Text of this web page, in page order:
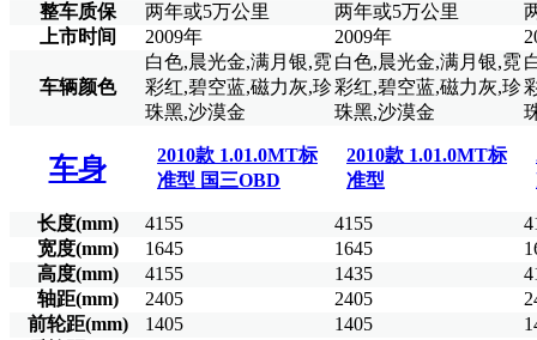
整车质保
两年或5万公里 两年或5万公里
上市时间
2009年 2009年
车辆颜色
白色,晨光金,满月银,霓
彩红,碧空蓝,磁力灰,珍
珠黑,沙漠金
白色,晨光金,满月银,霓
彩红,碧空蓝,磁力灰,珍
珠黑,沙漠金
车身
2010款 1.01.0MT标
准型 国三OBD
2010款 1.01.0MT标
准型
长度(mm) 4155 4155
宽度(mm)
1645 1645
高度(mm)
4155 1435
轴距(mm)
2405 2405
前轮距(mm)
1405 1405